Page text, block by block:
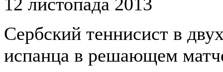
Сербский теннисист в
испанца в решающем